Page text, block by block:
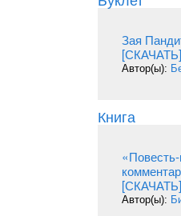
Зая
[СКАЧАТЬ]
Автор(ы):
Книга
[СКАЧАТЬ]
Автор(ы):